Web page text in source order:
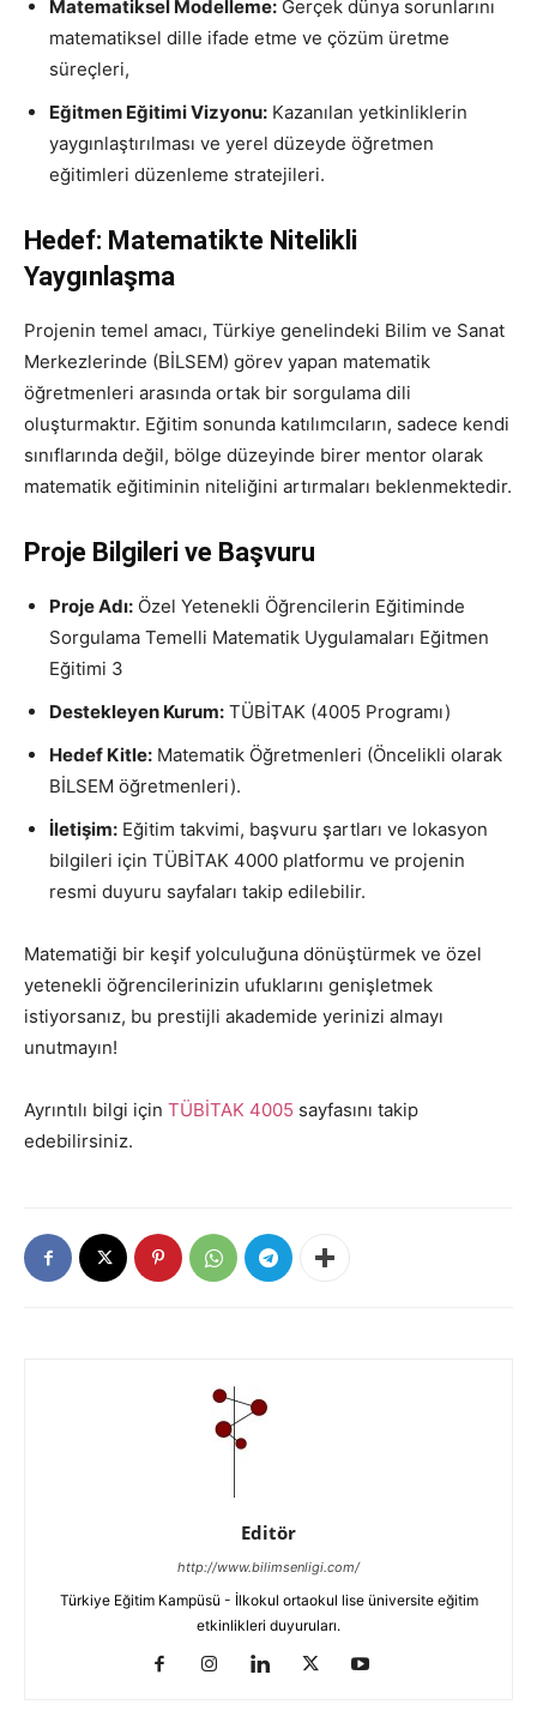
Matematiksel Modelleme: Gerçek dünya sorunlarını
matematiksel dille ifade etme ve çözüm üretme
süreçleri,
Eğitmen Eğitimi Vizyonu: Kazanılan yetkinliklerin
yaygınlaştırılması ve yerel düzeyde öğretmen
eğitimleri düzenleme stratejileri.
Hedef: Matematikte Nitelikli
Yaygınlaşma
Projenin temel amacı, Türkiye genelindeki Bilim ve Sanat
Merkezlerinde (BİLSEM) görev yapan matematik
öğretmenleri arasında ortak bir sorgulama dili
oluşturmaktır. Eğitim sonunda katılımcıların, sadece kendi
sınıflarında değil, bölge düzeyinde birer mentor olarak
matematik eğitiminin niteliğini artırmaları beklenmektedir.
Proje Bilgileri ve Başvuru
Proje Adı: Özel Yetenekli Öğrencilerin Eğitiminde
Sorgulama Temelli Matematik Uygulamaları Eğitmen
Eğitimi 3
Destekleyen Kurum: TÜBİTAK (4005 Programı)
Hedef Kitle: Matematik Öğretmenleri (Öncelikli olarak
BİLSEM öğretmenleri).
İletişim: Eğitim takvimi, başvuru şartları ve lokasyon
bilgileri için TÜBİTAK 4000 platformu ve projenin
resmi duyuru sayfaları takip edilebilir.
Matematiği bir keşif yolculuğuna dönüştürmek ve özel
yetenekli öğrencilerinizin ufuklarını genişletmek
istiyorsanız, bu prestijli akademide yerinizi almayı
unutmayın!
Ayrıntılı bilgi için TÜBİTAK 4005 sayfasını takip
edebilirsiniz.
Editör
http://www.bilimsenligi.com/
Türkiye Eğitim Kampüsü - İlkokul ortaokul lise üniversite eğitim
etkinlikleri duyuruları.